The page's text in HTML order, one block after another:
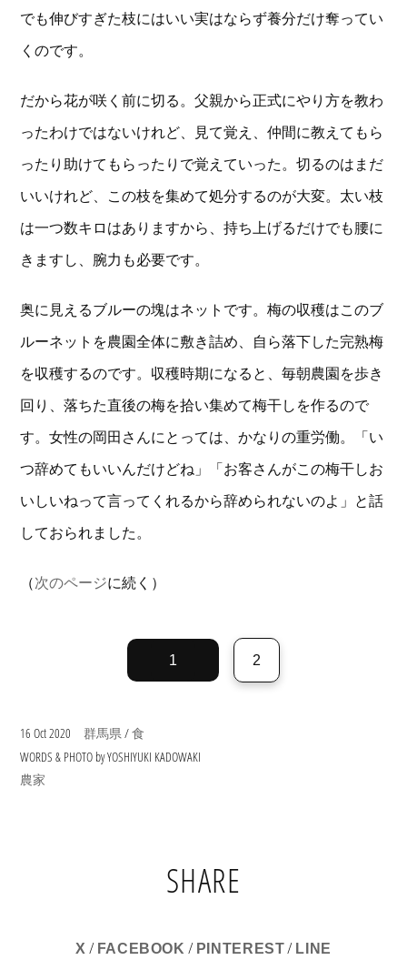
でも伸びすぎた枝にはいい実はならず養分だけ奪ってい
くのです。
だから花が咲く前に切る。父親から正式にやり方を教わ
ったわけではないけれど、見て覚え、仲間に教えてもら
ったり助けてもらったりで覚えていった。切るのはまだ
いいけれど、この枝を集めて処分するのが大変。太い枝
は一つ数キロはありますから、持ち上げるだけでも腰に
きますし、腕力も必要です。
奥に見えるブルーの塊はネットです。梅の収穫はこのブ
ルーネットを農園全体に敷き詰め、自ら落下した完熟梅
を収穫するのです。収穫時期になると、毎朝農園を歩き
回り、落ちた直後の梅を拾い集めて梅干しを作るので
す。女性の岡田さんにとっては、かなりの重労働。「い
つ辞めてもいいんだけどね」「お客さんがこの梅干しお
いしいねって言ってくれるから辞められないのよ」と話
しておられました。
（次のページに続く）
1 2
16 Oct 2020 群馬県 /食
WORDS & PHOTO by YOSHIYUKI KADOWAKI
農家
SHARE
X / FACEBOOK / PINTEREST/ LINE